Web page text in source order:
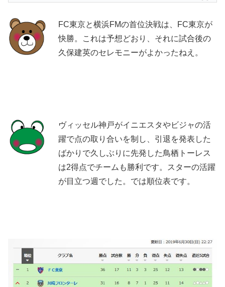
FC東京と横浜FMの首位決戦は、FC東京が
快勝。これは予想どおり、それに試合後の
久保建英のセレモニーがよかったねえ。
ヴィッセル神戸がイニエスタやビジャの活
躍で点の取り合いを制し、引退を発表した
ばかりで久しぶりに先発した鳥栖トーレス
は2得点でチームも勝利です。スターの活躍
が目立つ週でした。では順位表です。